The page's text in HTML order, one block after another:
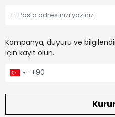
Kampanya, duyuru ve
için kayıt olun.